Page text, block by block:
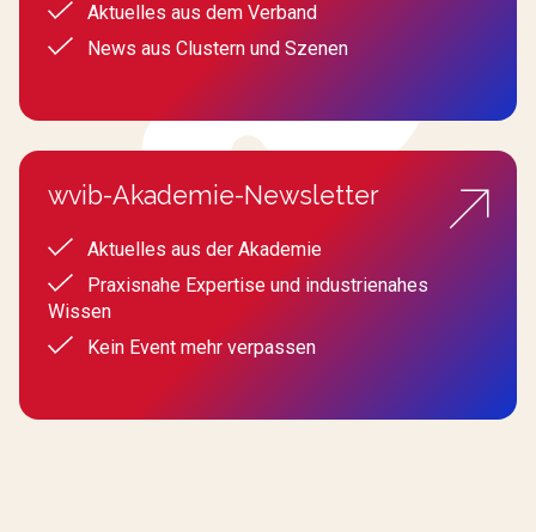
Aktuelles aus dem Verband
News aus Clustern und Szenen
wvib-Akademie-Newsletter
Aktuelles aus der Akademie
Praxisnahe Expertise und industrienahes
Wissen
Kein Event mehr verpassen